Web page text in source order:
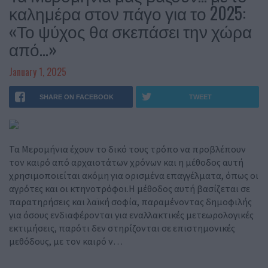
καλημέρα στον πάγο για το 2025:
«Το ψύχος θα σκεπάσει την χώρα
από…»
January 1, 2025
SHARE ON FACEBOOK TWEET
Τα Μερομήνια έχουν το δικό τους τρόπο να προβλέπουν
τον καιρό από αρχαιοτάτων χρόνων και η μέθοδος αυτή
χρησιμοποιείται ακόμη για ορισμένα επαγγέλματα, όπως οι
αγρότες και οι κτηνοτρόφοι.Η μέθοδος αυτή βασίζεται σε
παρατηρήσεις και λαϊκή σοφία, παραμένοντας δημοφιλής
για όσους ενδιαφέρονται για εναλλακτικές μετεωρολογικές
εκτιμήσεις, παρότι δεν στηρίζονται σε επιστημονικές
μεθόδους, με τον καιρό ν…